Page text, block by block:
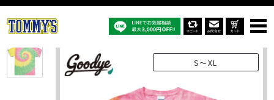
JD1001：6.0オンス 日本限定タイダイ染めTシャツ
S～XL